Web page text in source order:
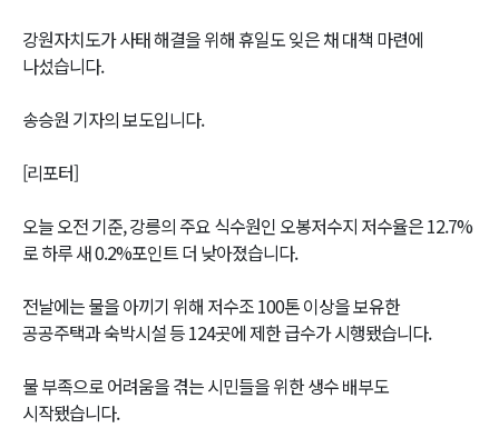
강원자치도가 사태 해결을 위해 휴일도 잊은 채 대책 마련에
나섰습니다.
송승원 기자의 보도입니다.
[리포터]
오늘 오전 기준, 강릉의 주요 식수원인 오봉저수지 저수율은 12.7%
로 하루 새 0.2%포인트 더 낮아졌습니다.
전날에는 물을 아끼기 위해 저수조 100톤 이상을 보유한
공공주택과 숙박시설 등 124곳에 제한 급수가 시행됐습니다.
물 부족으로 어려움을 겪는 시민들을 위한 생수 배부도
시작됐습니다.